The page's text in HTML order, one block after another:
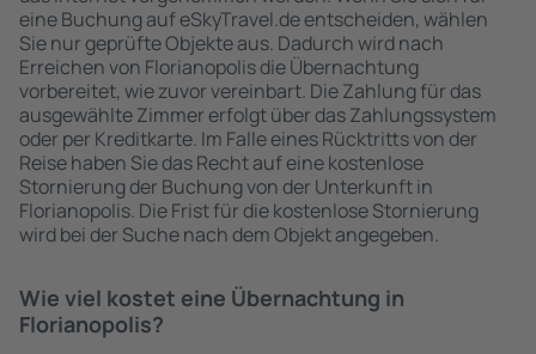
eine Buchung auf eSkyTravel.de entscheiden, wählen
Sie nur geprüfte Objekte aus. Dadurch wird nach
Erreichen von Florianopolis die Übernachtung
vorbereitet, wie zuvor vereinbart. Die Zahlung für das
ausgewählte Zimmer erfolgt über das Zahlungssystem
oder per Kreditkarte. Im Falle eines Rücktritts von der
Reise haben Sie das Recht auf eine kostenlose
Stornierung der Buchung von der Unterkunft in
Florianopolis. Die Frist für die kostenlose Stornierung
wird bei der Suche nach dem Objekt angegeben.
Wie viel kostet eine Übernachtung in
Florianopolis?